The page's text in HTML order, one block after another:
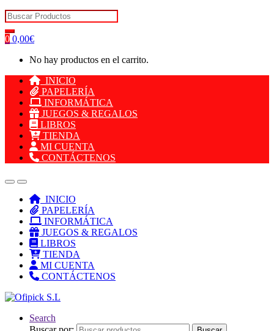
Search for:
0 0,00€
No hay productos en el carrito.
INICIO
PAPELERÍA
INFORMÁTICA
JUEGOS & REGALOS
LIBROS
TIENDA
MI CUENTA
CONTÁCTENOS
INICIO
PAPELERÍA
INFORMÁTICA
JUEGOS & REGALOS
LIBROS
TIENDA
MI CUENTA
CONTÁCTENOS
Search